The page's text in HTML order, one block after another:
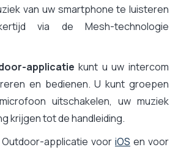
van uw smartphone te luisteren
via de Mesh-technologie
applicatie kunt u uw intercom
en bedienen. U kunt groepen
uitschakelen, uw muziek
krijgen tot de handleiding.
applicatie voor iOS en voor